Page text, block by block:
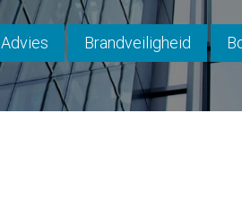
Brandveiligheid